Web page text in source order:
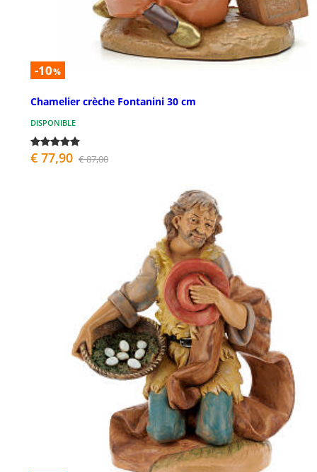
-10%
Chamelier crèche Fontanini 30 cm
DISPONIBLE
€ 77,90 € 87,00